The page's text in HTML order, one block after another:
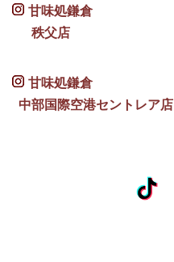
甘味処鎌倉
秩父店
甘味処鎌倉
中部国際空港セントレア店